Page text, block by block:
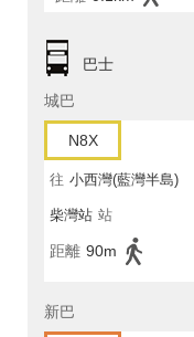
巴士
城巴
N8X
往 小西灣(藍灣半島)
柴灣站 站
距離 90m
新巴